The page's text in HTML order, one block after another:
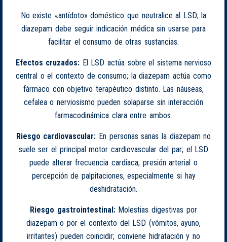
No existe «antídoto» doméstico que neutralice al LSD; la
diazepam debe seguir indicación médica sin usarse para
facilitar el consumo de otras sustancias.
Efectos cruzados: El LSD actúa sobre el sistema nervioso
central o el contexto de consumo; la diazepam actúa como
fármaco con objetivo terapéutico distinto. Las náuseas,
cefalea o nerviosismo pueden solaparse sin interacción
farmacodinámica clara entre ambos.
Riesgo cardiovascular: En personas sanas la diazepam no
suele ser el principal motor cardiovascular del par; el LSD
puede alterar frecuencia cardiaca, presión arterial o
percepción de palpitaciones, especialmente si hay
deshidratación.
Riesgo gastrointestinal:Molestias digestivas por
diazepam o por el contexto del LSD (vómitos, ayuno,
irritantes) pueden coincidir; conviene hidratación y no